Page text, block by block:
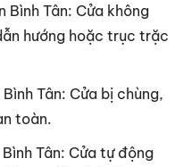
Tân: Cửa không
hướng hoặc trục trặc
Tân: Cửa bị chùng,
toàn.
Tân: Cửa tự động